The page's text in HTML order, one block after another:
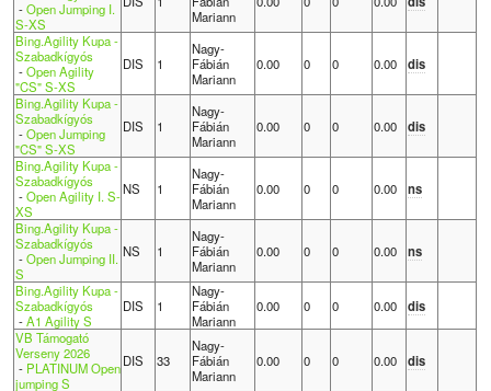
-Open Jumping I.
S-XS
Mariann
Bing.Agility Kupa -
Szabadkígyós
-Open Agility
"CS" S-XS
DIS 1
Nagy-
Fábián
Mariann
0.00 0 0 0.00 dis
Bing.Agility Kupa -
Szabadkígyós
-Open Jumping
"CS" S-XS
DIS 1
Nagy-
Fábián
Mariann
0.00 0 0 0.00 dis
Bing.Agility Kupa -
Szabadkígyós
-Open Agility I. S-
XS
NS 1
Nagy-
Fábián
Mariann
0.00 0 0 0.00 ns
Bing.Agility Kupa -
Szabadkígyós
-Open Jumping II.
S
NS 1
Nagy-
Fábián
Mariann
0.00 0 0 0.00 ns
Bing.Agility Kupa -
Szabadkígyós
-A1 Agility S
DIS 1
Nagy-
Fábián
Mariann
0.00 0 0 0.00
dis
VB Támogató
Verseny 2026
- PLATINUM Open
jumping S
DIS 33
Nagy-
Fábián
Mariann
0.00 0 0 0.00 dis